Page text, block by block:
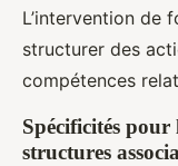
L’intervention de
structurer des
compétences
Spécificités pour
structures